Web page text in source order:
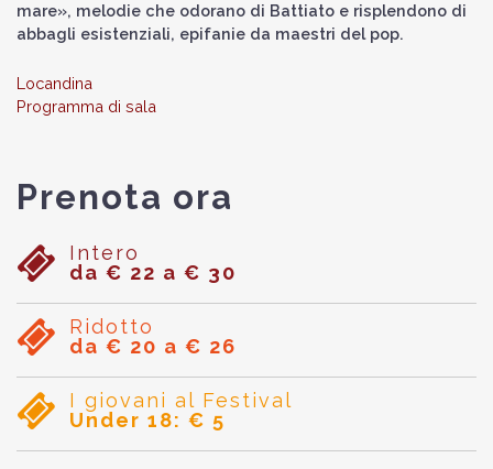
mare», melodie che odorano di Battiato e risplendono di
abbagli esistenziali, epifanie da maestri del pop.
Locandina
Programma di sala
Prenota ora
Intero
da € 22 a € 30
Ridotto
da € 20 a € 26
I giovani al Festival
Under 18: € 5